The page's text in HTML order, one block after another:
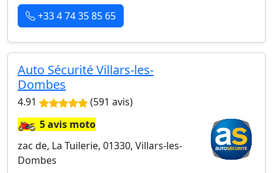
+33 4 74 35 85 65
Auto Sécurité Villars-les-
Dombes
4.91 (591 avis)
🏍️5 avis moto
zac de, La Tuilerie, 01330, Villars-les-
Dombes